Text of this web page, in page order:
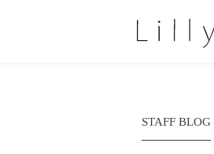
STAFF BLOG